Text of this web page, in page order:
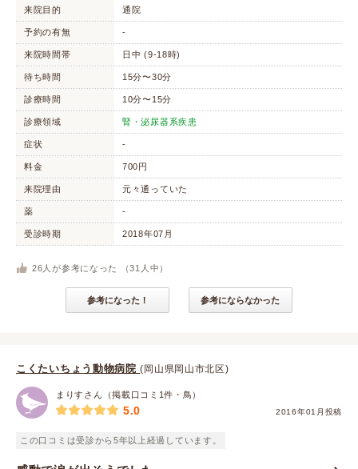
来院目的 通院
予約の有無 -
来院時間帯 日中 (9-18時)
待ち時間 15分〜30分
診療時間 10分〜15分
診療領域 腎・泌尿器系疾患
症状 -
料金 700円
来院理由 元々通っていた
薬 -
受診時期 2018年07月
26 人が参考になった （31 人中）
参考になった！ 参考にならなかった
こくたいちょう動物病院(岡山県岡山市北区)
まりすさん（掲載口コミ1件・鳥）
2016年01月投稿
5.0
この口コミは受診から5年以上経過しています。